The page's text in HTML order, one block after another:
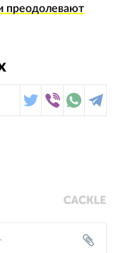
преодолевают